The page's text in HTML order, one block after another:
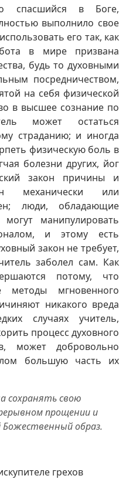
спасшийся в Боге,
выполнило свое
его так, как
в мире призвана
будь то духовными
посредничеством,
на себя физической
в высшее сознание по
может остаться
страданию; и иногда
физическую боль в
болезни других, йог
закон причины и
механически или
люди, обладающие
манипулировать
и этому есть
закон не требует,
заболел сам. Как
потому, что
методы мгновенного
никакого вреда
случаях учитель,
процесс духовного
может добровольно
большую часть их
сохранять свою
прощении и
образ.
грехов